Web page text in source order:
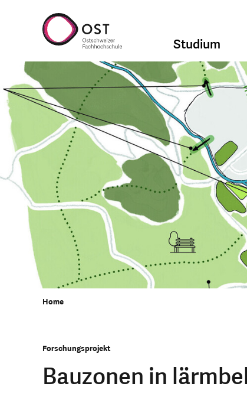
Studium
Home
Forschungsprojekt
Bauzonen in